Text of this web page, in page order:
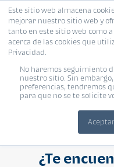
Este sitio web almacena
mejorar nuestro sitio web y
tanto en este sitio web como
acerca de las cookies que
Privacidad.
No haremos seguimiento
nuestro sitio. Sin
preferencias, tendremos
para que no se te solicite
Proyecto Modelo
Ingresa el nombre del
¿Te